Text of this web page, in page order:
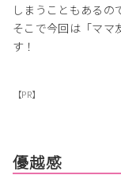
しまうこともあるの
そこで今回は「ママ
す！
【PR】
優越感